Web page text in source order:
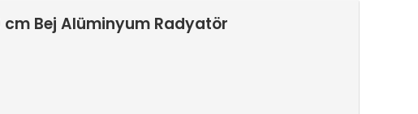
cm Bej Alüminyum Radyatör